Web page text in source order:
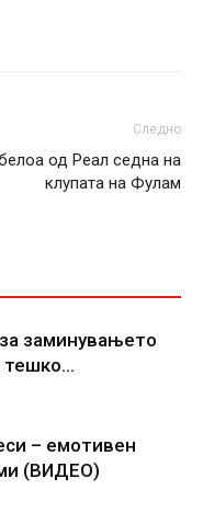
Следно
од Реал седна на
клупата на Фулам
заминувањето
тешко…
– емотивен
(ВИДЕО)